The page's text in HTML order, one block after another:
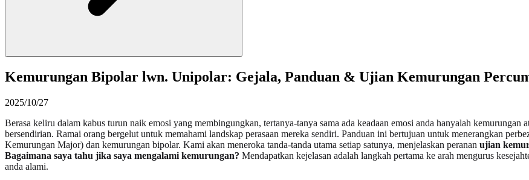
Kemurungan Bipolar lwn. Unipolar: Gejala, Panduan & Ujian Kemurungan
2025/10/27
Berasa keliru dalam kabus turun naik emosi yang membingungkan, tertanya-tanya sama ada keadaan emosi anda hanyalah
bersendirian. Ramai orang bergelut untuk memahami landskap perasaan mereka sendiri. Panduan ini bertujuan untuk menerangkan
Kemurungan Major) dan kemurungan bipolar. Kami akan meneroka tanda-tanda utama setiap satunya, menjelaskan peranan ujian
Bagaimana saya tahu jika saya mengalami kemurungan? Mendapatkan kejelasan adalah langkah pertama ke arah mengurus
anda alami.